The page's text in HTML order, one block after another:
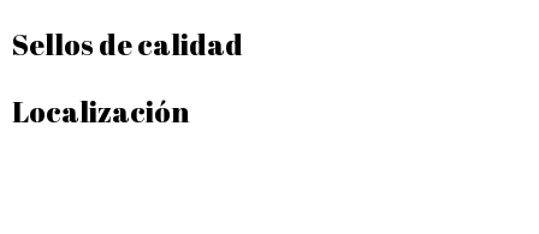
Sellos de calidad
Localización